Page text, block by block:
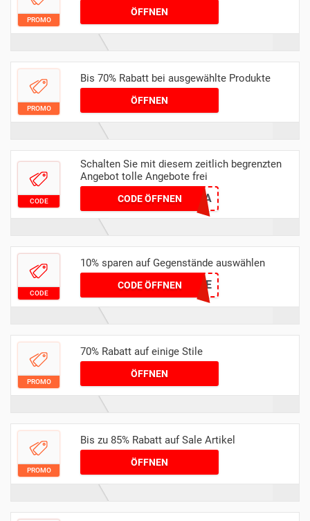
PROMO
ÖFFNEN
PROMO
Bis 70% Rabatt bei ausgewählte Produkte
ÖFFNEN
CODE
Schalten Sie mit diesem zeitlich begrenzten
Angebot tolle Angebote frei
CODE ÖFFNEN32E5DECA
CODE
10% sparen auf Gegenstände auswählen
CODE ÖFFNENCLIQUE
PROMO
70% Rabatt auf einige Stile
ÖFFNEN
PROMO
Bis zu 85% Rabatt auf Sale Artikel
ÖFFNEN